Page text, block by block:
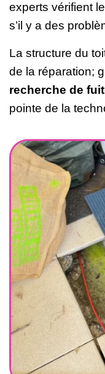
experts vérifient
s’il y a des
La structure du
de la réparation;
recherche de
pointe de la